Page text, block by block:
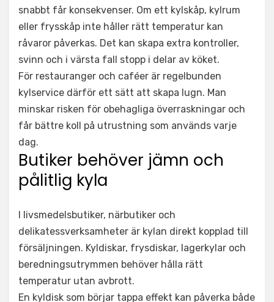
snabbt får konsekvenser. Om ett kylskåp, kylrum
eller frysskåp inte håller rätt temperatur kan
råvaror påverkas. Det kan skapa extra kontroller,
svinn och i värsta fall stopp i delar av köket.
För restauranger och caféer är regelbunden
kylservice därför ett sätt att skapa lugn. Man
minskar risken för obehagliga överraskningar och
får bättre koll på utrustning som används varje
dag.
Butiker behöver jämn och
pålitlig kyla
I livsmedelsbutiker, närbutiker och
delikatessverksamheter är kylan direkt kopplad till
försäljningen. Kyldiskar, frysdiskar, lagerkylar och
beredningsutrymmen behöver hålla rätt
temperatur utan avbrott.
En kyldisk som börjar tappa effekt kan påverka både